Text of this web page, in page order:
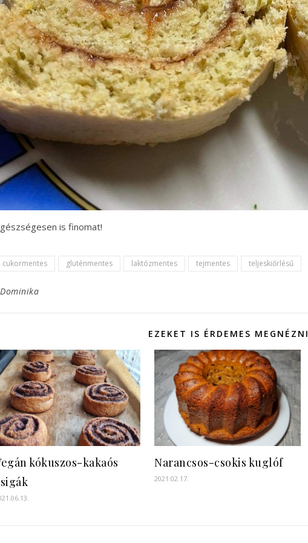
is finomat!
cukormentes gluténmentes laktózmentes tejmentes teljeskiőrlésű
Dominika
EZEKET IS ÉRDEMES MEGNÉZNI
kókuszos-kakaós
Narancsos-csokis kuglóf
2021.02.17.